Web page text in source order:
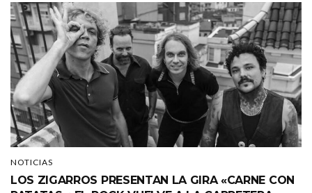
NOTICIAS
LOS ZIGARROS PRESENTAN LA GIRA «CARNE CON